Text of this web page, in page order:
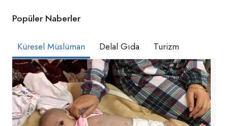
Popüler Naberler
Küresel Müslüman Delal Gıda Turizm